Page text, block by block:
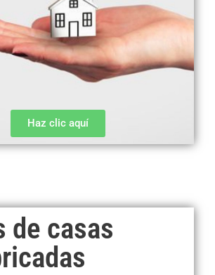
Haz clic aquí
de casas